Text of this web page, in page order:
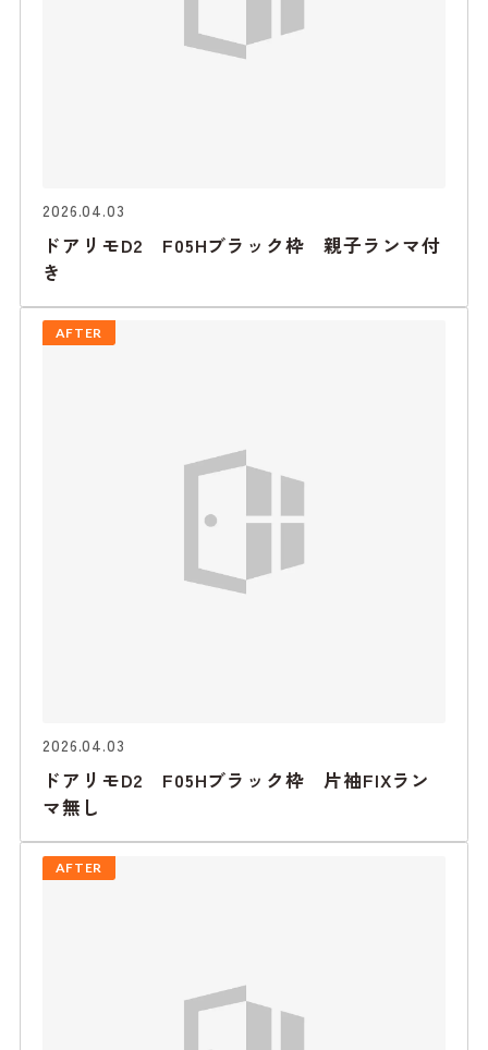
2026.04.03
ドアリモD2 F05Hブラック枠 親子ランマ付
き
AFTER
2026.04.03
ドアリモD2 F05Hブラック枠 片袖FIXラン
マ無し
AFTER